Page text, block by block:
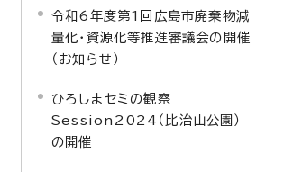
令和6年度第1回広島市廃棄物減
量化・資源化等推進審議会の開催
（お知らせ）
ひろしまセミの観察
Session2024（比治山公園）
の開催